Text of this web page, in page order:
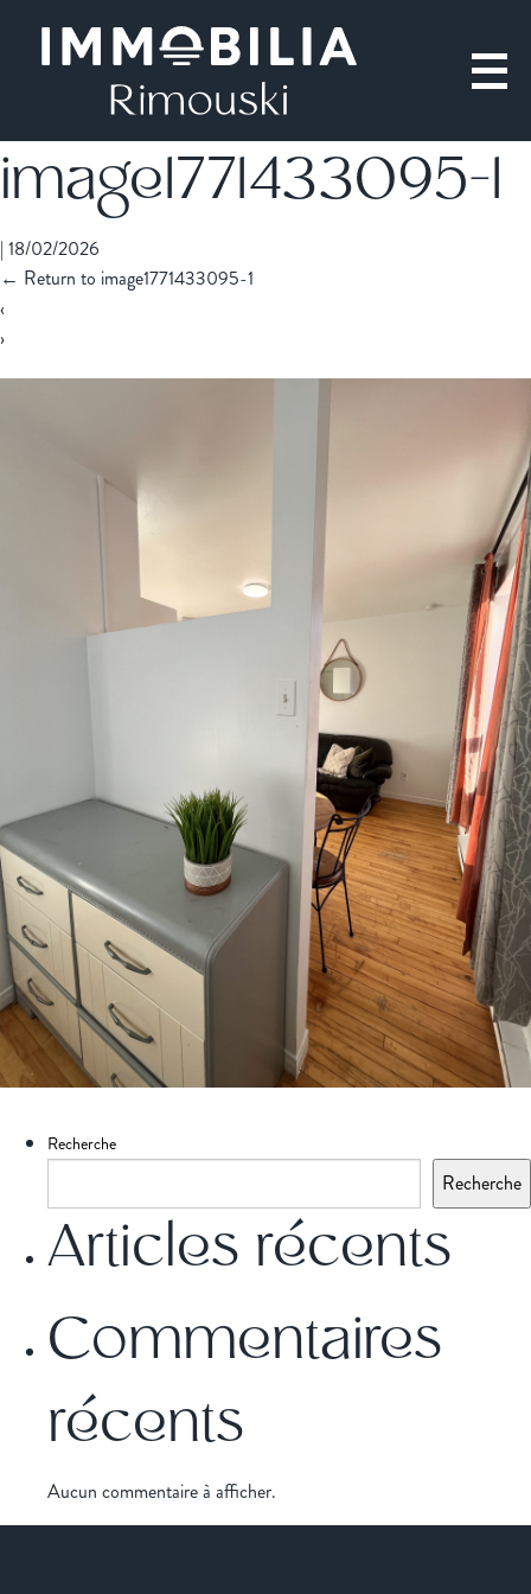
image1771433095-1
| 18/02/2026
← Return to image1771433095-1
‹
›
Recherche
Recherche
Articles récents
Commentaires
récents
Aucun commentaire à afficher.